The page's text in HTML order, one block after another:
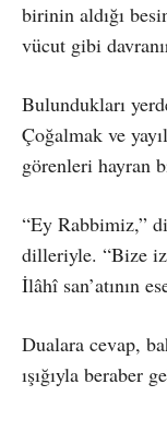
birinin aldığı
vücut gibi
Bulundukları
Çoğalmak ve
görenleri hayran
“Ey Rabbimiz,”
dilleriyle. “Bize
İlâhî san’atının
Dualara cevap,
ışığıyla beraber